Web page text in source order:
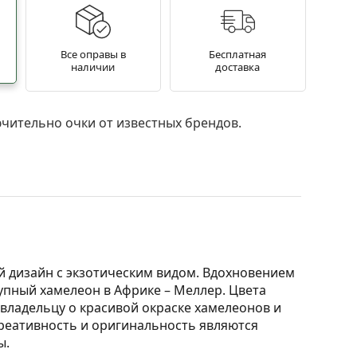
Все оправы в
наличии
Бесплатная
доставка
очки от известных брендов.
с экзотическим видом. Вдохновением
хамелеон в Африке – Меллер. Цвета
о красивой окраске хамелеонов и
и оригинальность являются